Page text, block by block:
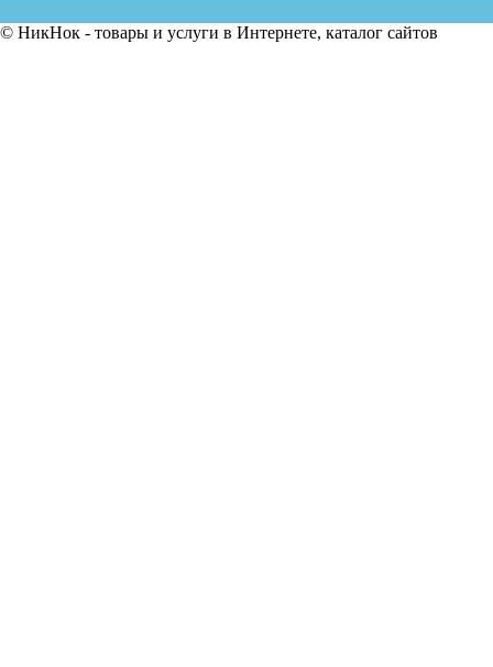
© НикНок - товары и услуги в Интернете, каталог сайтов